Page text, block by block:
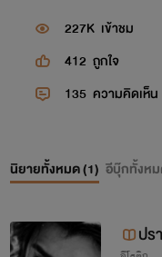
227K เข้าชม
412 ถูกใจ
135 ความคิดเห็น
นิยายทั้งหมด (1) อีบุ๊กทั้งห
ปร